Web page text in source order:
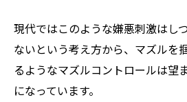
現代ではこのような嫌悪刺激はし
ないという考え方から、マズルを
るようなマズルコントロールは望
になっています。